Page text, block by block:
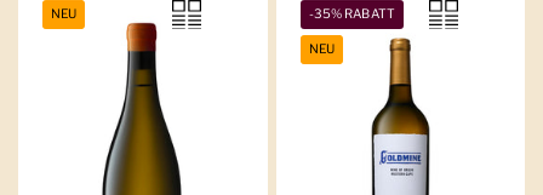
NEU -35% RABATT
NEU